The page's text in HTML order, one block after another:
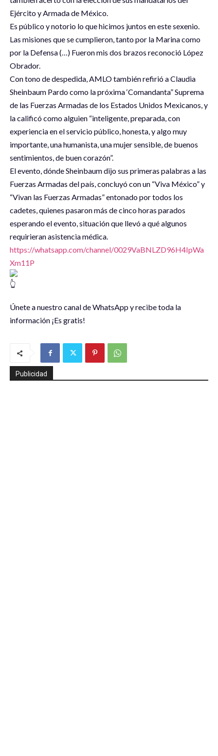
Ejército y Armada de México.
Es público y notorio lo que hicimos juntos en este sexenio.
Las misiones que se cumplieron, tanto por la Marina como
por la Defensa (…) Fueron mis dos brazos reconoció López
Obrador.
Con tono de despedida, AMLO también refirió a Claudia
Sheinbaum Pardo como la próxima ‘Comandanta” Suprema
de las Fuerzas Armadas de los Estados Unidos Mexicanos, y
la calificó como alguien “inteligente, preparada, con
experiencia en el servicio público, honesta, y algo muy
importante, una humanista, una mujer sensible, de buenos
sentimientos, de buen corazón”.
El evento, dónde Sheinbaum dijo sus primeras palabras a las
Fuerzas Armadas del país, concluyó con un “Viva México” y
“Vivan las Fuerzas Armadas” entonado por todos los
cadetes, quienes pasaron más de cinco horas parados
esperando el evento, situación que llevó a qué algunos
requirieran asistencia médica.
https://whatsapp.com/channel/0029VaBNLZD96H4IpWa
Xm11P
Únete a nuestro canal de WhatsApp y recibe toda la
información ¡Es gratis!
Publicidad